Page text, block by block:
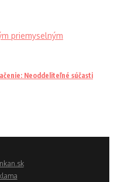
Neoddeliteľné súčasti